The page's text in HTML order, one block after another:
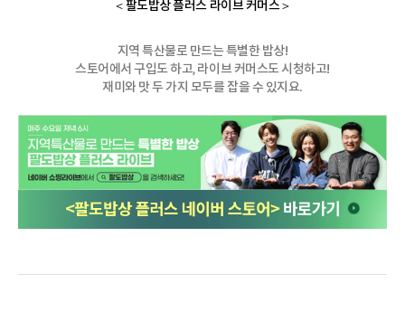
＜팔도밥상 플러스 라이브 커머스＞
지역 특산물로 만드는 특별한 밥상!
스토어에서 구입도 하고, 라이브 커머스도 시청하고!
재미와 맛 두 가지 모두를 잡을 수 있지요.